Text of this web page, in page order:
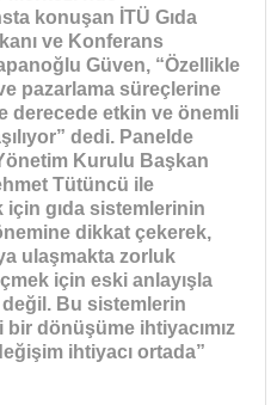
konuşan İTÜ Gıda
ve Konferans
Güven, “Özellikle
pazarlama süreçlerine
derecede etkin ve önemli
dedi. Panelde
Kurulu Başkan
Tütüncü ile
gıda sistemlerinin
dikkat çekerek,
ulaşmakta zorluk
için eski anlayışla
Bu sistemlerin
dönüşüme ihtiyacımız
ihtiyacı ortada”